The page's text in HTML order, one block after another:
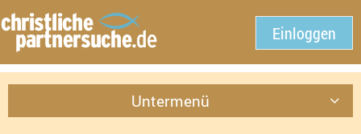
Einloggen
Untermenü